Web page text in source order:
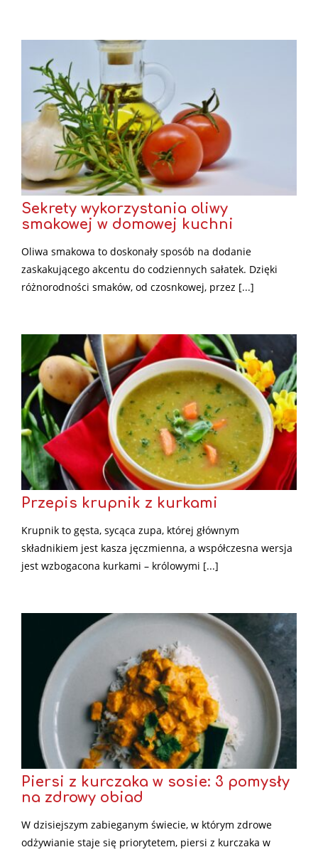
Sekrety wykorzystania oliwy
smakowej w domowej kuchni
Oliwa smakowa to doskonały sposób na dodanie
zaskakującego akcentu do codziennych sałatek. Dzięki
różnorodności smaków, od czosnkowej, przez [...]
Przepis krupnik z kurkami
Krupnik to gęsta, sycąca zupa, której głównym
składnikiem jest kasza jęczmienna, a współczesna wersja
jest wzbogacona kurkami – królowymi [...]
Piersi z kurczaka w sosie: 3 pomysły
na zdrowy obiad
W dzisiejszym zabieganym świecie, w którym zdrowe
odżywianie staje się priorytetem, piersi z kurczaka w